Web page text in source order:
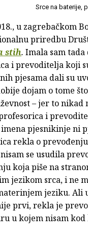
Srce na baterije,
u zagrebačkom
priredbu
stih. Imala sam
i prevoditelja koji
pjesama dali su
dojam o tome
– jer to nikad
i
imena pjesnikinje ni
rekla o
se usudila
koja piše na
jezikom srca, i ne
jeziku. Ali
prvi, rekla je
u kojem nisam kod